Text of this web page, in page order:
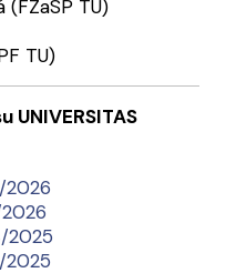
(FZaSP TU)
TU)
2026
2025
2025